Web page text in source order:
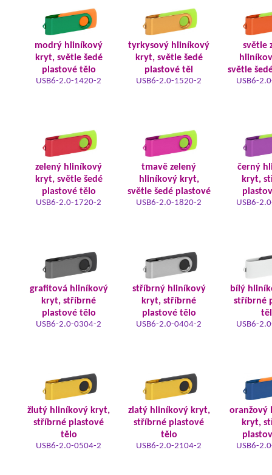
modrý hliníkový
kryt, světle šedé
plastové tělo
USB6-2.0-1420-2
tyrkysový hliníkový
kryt, světle šedé
plastové těl
USB6-2.0-1520-2
světle
světle
USB6-
zelený hliníkový
kryt, světle šedé
plastové tělo
USB6-2.0-1720-2
tmavě zelený
hliníkový kryt,
světle šedé plastové
USB6-2.0-1820-2
černý
kryt,
USB6-
grafitová hliníkový
kryt, stříbrné
plastové tělo
USB6-2.0-0304-2
stříbrný hliníkový
kryt, stříbrné
plastové tělo
USB6-2.0-0404-2
bílý
stříbrné
USB6-
žlutý hliníkový kryt,
stříbrné plastové
tělo
USB6-2.0-0504-2
zlatý hliníkový kryt,
stříbrné plastové
tělo
USB6-2.0-2104-2
oranžový
kryt,
USB6-